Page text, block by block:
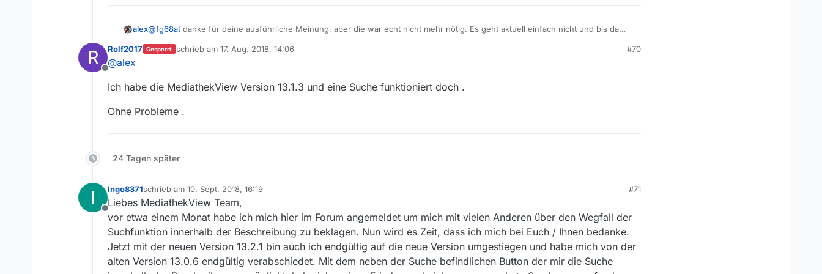
alex@fg68at danke für deine ausführliche Meinung, aber die war echt nicht mehr nötig. Es geht aktuell einfach nicht und bis da
R
Offline
Rolf2017 Gesperrt schrieb am 17. Aug. 2018, 14:06
zuletzt editiert von
#70
@alex
Ich habe die MediathekView Version 13.1.3 und eine Suche funktioniert doch .
Ohne Probleme .
24 Tagen später
I
Offline
Ingo8371schrieb am 10. Sept. 2018, 16:19
zuletzt editiert von
#71
Liebes MediathekView Team,
vor etwa einem Monat habe ich mich hier im Forum angemeldet um mich mit vielen Anderen über den Wegfall der
Suchfunktion innerhalb der Beschreibung zu beklagen. Nun wird es Zeit, dass ich mich bei Euch / Ihnen bedanke.
Jetzt mit der neuen Version 13.2.1 bin auch ich endgültig auf die neue Version umgestiegen und habe mich von der
alten Version 13.0.6 endgültig verabschiedet. Mit dem neben der Suche befindlichen Button der mir die Suche